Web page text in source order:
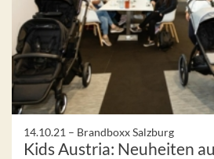
14.10.21 – Brandboxx Salzburg
Kids Austria: Neuheiten